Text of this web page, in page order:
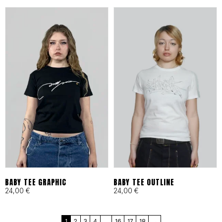
de moda ética y
responsable desde 1993.
Cortes Funcionales:
Ergonomía pensada para
skaters, artistas y mentes
activas que exigen libertad
total.
MÁS QUE UNA MARCA, UN
BABY TEE GRAPHIC
24,00 €
BABY TEE OUTLINE
24,00 €